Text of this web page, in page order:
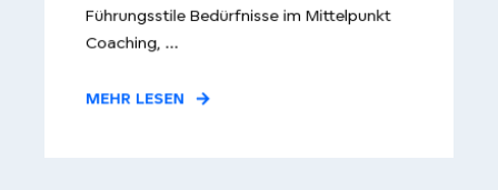
Führungsstile Bedürfnisse im Mittelpunkt
Coaching, ...
MEHR LESEN